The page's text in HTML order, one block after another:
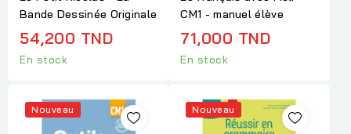
Bande Dessinée Originale
54,200 TND
En stock
CM1 - manuel élève
71,000 TND
En stock
Nouveau Nouveau